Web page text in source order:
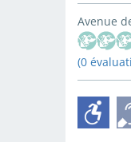
Avenue
(0